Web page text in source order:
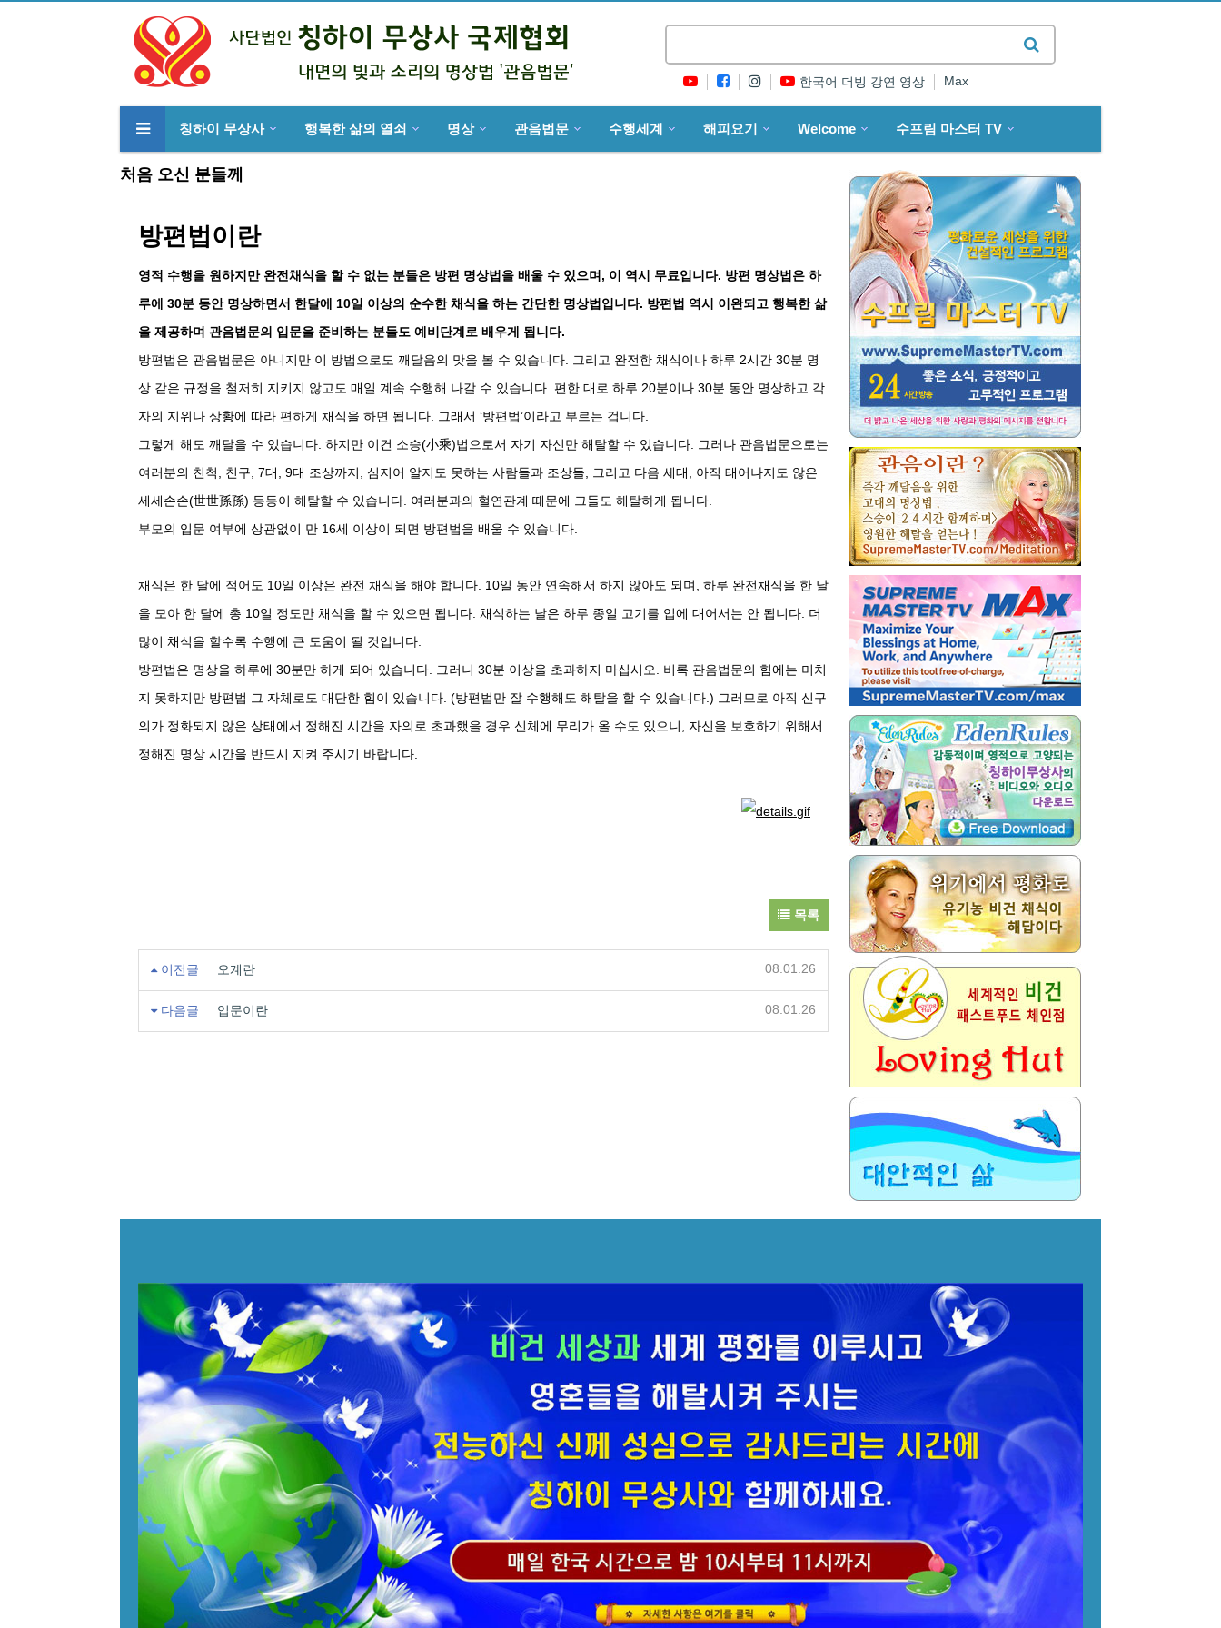
한국어 더빙 강연 영상 Max
칭하이 무상사 행복한 삶의 열쇠 명상 관음법문 수행세계 해피요기
Welcome
수프림 마스터 TV
처음 오신 분들께
방편법이란
영적 수행을 원하지만 완전채식을 할 수 없는 분들은 방편 명상법을 배울 수 있으며, 이 역시 무료입니다. 방편 명상법은 하
루에 30분 동안 명상하면서 한달에 10일 이상의 순수한 채식을 하는 간단한 명상법입니다. 방편법 역시 이완되고 행복한 삶
을 제공하며 관음법문의 입문을 준비하는 분들도 예비단계로 배우게 됩니다.
방편법은 관음법문은 아니지만 이 방법으로도 깨달음의 맛을 볼 수 있습니다. 그리고 완전한 채식이나 하루 2시간 30분 명
상 같은 규정을 철저히 지키지 않고도 매일 계속 수행해 나갈 수 있습니다. 편한 대로 하루 20분이나 30분 동안 명상하고 각
자의 지위나 상황에 따라 편하게 채식을 하면 됩니다. 그래서 ‘방편법’이라고 부르는 겁니다.
그렇게 해도 깨달을 수 있습니다. 하지만 이건 소승(小乘)법으로서 자기 자신만 해탈할 수 있습니다. 그러나 관음법문으로는
여러분의 친척, 친구, 7대, 9대 조상까지, 심지어 알지도 못하는 사람들과 조상들, 그리고 다음 세대, 아직 태어나지도 않은
세세손손(世世孫孫) 등등이 해탈할 수 있습니다. 여러분과의 혈연관계 때문에 그들도 해탈하게 됩니다.
부모의 입문 여부에 상관없이 만 16세 이상이 되면 방편법을 배울 수 있습니다.
채식은 한 달에 적어도 10일 이상은 완전 채식을 해야 합니다. 10일 동안 연속해서 하지 않아도 되며, 하루 완전채식을 한 날
을 모아 한 달에 총 10일 정도만 채식을 할 수 있으면 됩니다. 채식하는 날은 하루 종일 고기를 입에 대어서는 안 됩니다. 더
많이 채식을 할수록 수행에 큰 도움이 될 것입니다.
방편법은 명상을 하루에 30분만 하게 되어 있습니다. 그러니 30분 이상을 초과하지 마십시오. 비록 관음법문의 힘에는 미치
지 못하지만 방편법 그 자체로도 대단한 힘이 있습니다. (방편법만 잘 수행해도 해탈을 할 수 있습니다.) 그러므로 아직 신구
의가 정화되지 않은 상태에서 정해진 시간을 자의로 초과했을 경우 신체에 무리가 올 수도 있으니, 자신을 보호하기 위해서
정해진 명상 시간을 반드시 지켜 주시기 바랍니다.
목록
이전글 오계란 08.01.26
다음글 입문이란 08.01.26